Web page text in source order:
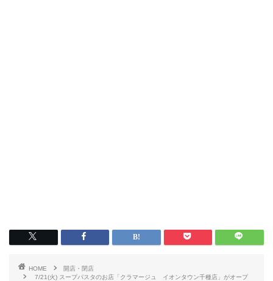
HOME
開店・閉店
7/21(火) スープパスタのお店「クラマージュ イオンタウン千種店」がオープ